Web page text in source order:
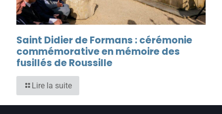
Saint Didier de Formans : cérémonie
commémorative en mémoire des
fusillés de Roussille
Lire la suite